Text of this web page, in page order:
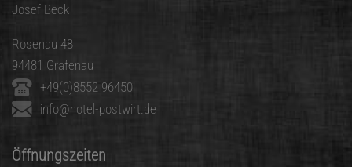
Josef Beck
Rosenau 48
94481 Grafenau
+49(0)8552 96450
info@hotel-postwirt.de
Öffnungszeiten